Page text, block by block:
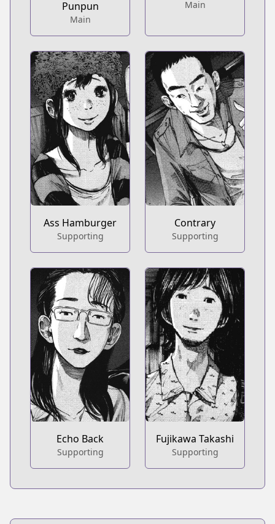
Punpun
Main
Main
Ass Hamburger
Supporting
Contrary
Supporting
Echo Back
Supporting
Fujikawa Takashi
Supporting